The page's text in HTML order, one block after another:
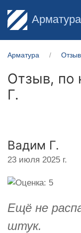
Арматура
Арматура
Отзыв, по
Г.
Вадим Г.
23 июля 2025 г.
Ещё не
штук.